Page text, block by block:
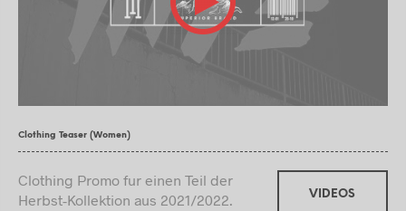
Clothing Teaser (Women)
Clothing Promo fur einen Teil der
Herbst-Kollektion aus 2021/2022.
VIDEOS